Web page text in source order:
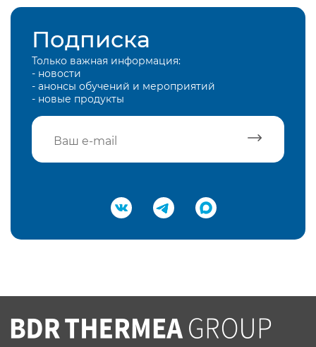
Подписка
Только важная информация:
- новости
- анонсы обучений и мероприятий
- новые продукты
Подтвердить e-mail
Вы соглашаетесь с нашей политикой
конфеденциальности